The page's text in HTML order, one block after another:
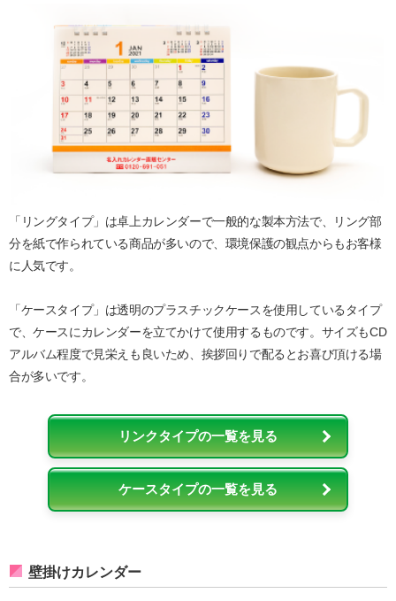
「リングタイプ」は卓上カレンダーで一般的な製本方法で、リング部
分を紙で作られている商品が多いので、環境保護の観点からもお客様
に人気です。
「ケースタイプ」は透明のプラスチックケースを使用しているタイプ
で、ケースにカレンダーを立てかけて使用するものです。サイズもCD
アルバム程度で見栄えも良いため、挨拶回りで配るとお喜び頂ける場
合が多いです。
リンクタイプの一覧を見る
ケースタイプの一覧を見る
壁掛けカレンダー